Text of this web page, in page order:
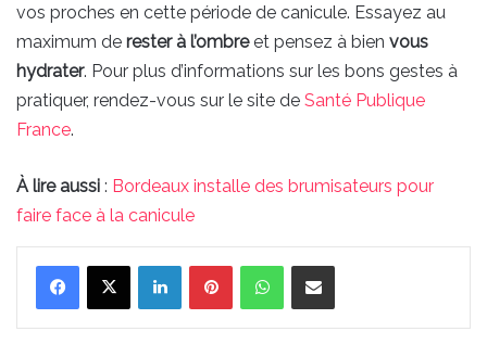
vos proches en cette période de canicule. Essayez au
maximum de rester à l’ombreet pensez à bien vous
hydrater. Pour plus d’informations sur les bons gestes à
pratiquer, rendez-vous sur le site de Santé Publique
France.
À lire aussi : Bordeaux installe des brumisateurs pour
faire face à la canicule
LinkedinPinterestWhatsAppPartager par email